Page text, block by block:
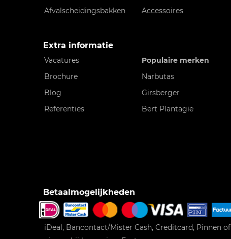
Afvalscheidingsbakken
Accessoires
Extra informatie
Vacatures
Populaire merken
Brochure
Narbutas
Blog
Girsberger
Referenties
Bert Plantagie
Betaalmogelijkheden
iDeal, Bancontact/Mister Cash, Creditcard, Pinnen of